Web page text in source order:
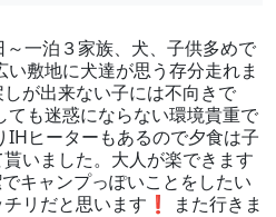
一泊３家族、犬、子供多めで
敷地に犬達が思う存分走れま
が出来ない子には不向きで
も迷惑にならない環境貴重で
ヒーターもあるので夕食は子
いました。大人が楽できます
キャンプっぽいことをしたい
リだと思います❗ また行きま